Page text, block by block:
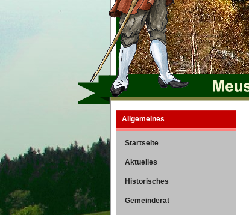
Allgemeines
Startseite
Aktuelles
Historisches
Gemeinderat